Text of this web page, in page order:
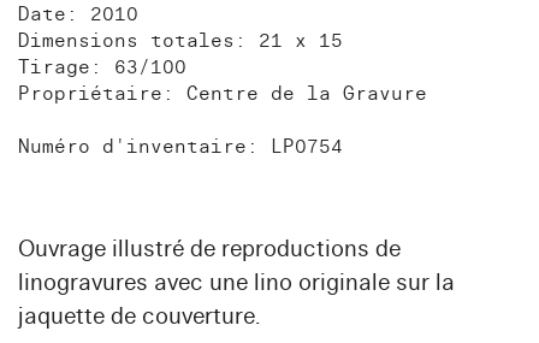
Date: 2010
Dimensions totales: 21 x 15
Tirage: 63/100
Propriétaire: Centre de la Gravure
Numéro d'inventaire: LP0754
Ouvrage illustré de reproductions de
linogravures avec une lino originale sur la
jaquette de couverture.